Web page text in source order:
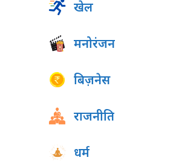
खेल
मनोरंजन
बिज़नेस
राजनीति
धर्म